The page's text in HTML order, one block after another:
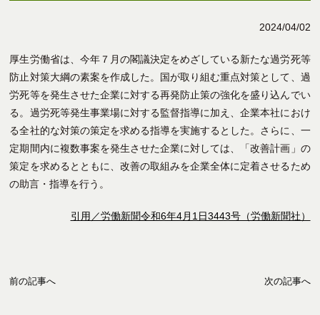
2024/04/02
厚生労働省は、今年７月の閣議決定をめざしている新たな過労死等
防止対策大綱の素案を作成した。国が取り組む重点対策として、過
労死等を発生させた企業に対する再発防止策の強化を盛り込んでい
る。過労死等発生事業場に対する監督指導に加え、企業本社におけ
る全社的な対策の策定を求める指導を実施するとした。さらに、一
定期間内に複数事案を発生させた企業に対しては、「改善計画」の
策定を求めるとともに、改善の取組みを企業全体に定着させるため
の助言・指導を行う。
引用／労働新聞令和6年4月1日3443号（労働新聞社）
前の記事へ 次の記事へ